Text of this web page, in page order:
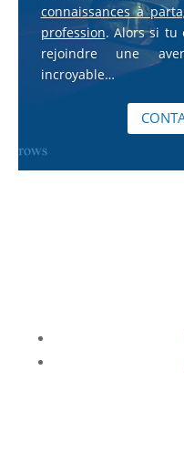
connaissances à
profession. Alors si tu
rejoindre une
incroyable…